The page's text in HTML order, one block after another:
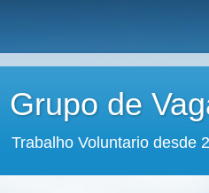
Grupo de
Trabalho Voluntario desde